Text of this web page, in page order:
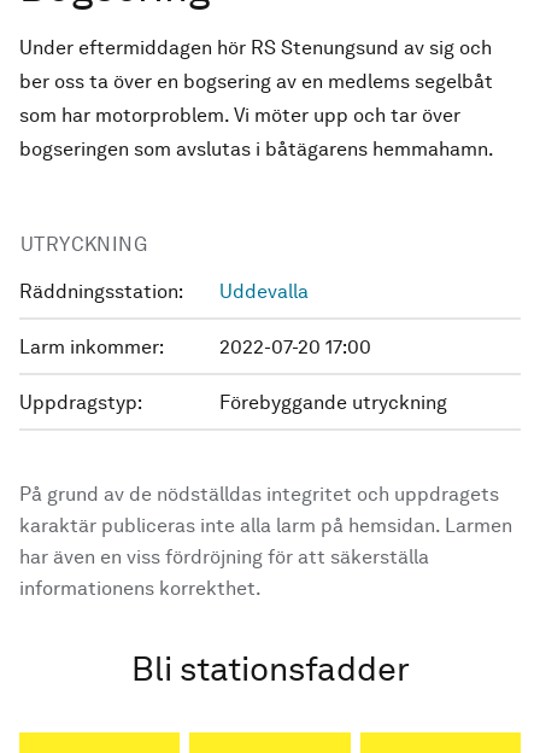
Under eftermiddagen hör RS Stenungsund av sig och
ber oss ta över en bogsering av en medlems segelbåt
som har motorproblem. Vi möter upp och tar över
bogseringen som avslutas i båtägarens hemmahamn.
UTRYCKNING
Räddningsstation: Uddevalla
Larm inkommer: 2022-07-20 17:00
Uppdragstyp: Förebyggande utryckning
På grund av de nödställdas integritet och uppdragets
karaktär publiceras inte alla larm på hemsidan. Larmen
har även en viss fördröjning för att säkerställa
informationens korrekthet.
Bli stationsfadder